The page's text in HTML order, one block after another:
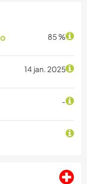
85 %
14 jan. 2025
-